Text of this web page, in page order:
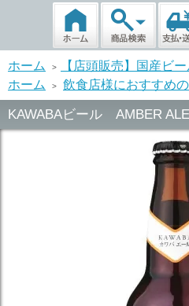
ホーム >
【店頭販売】国産ビ
ホーム
> 飲食店様におすすめ
KAWABAビール AMBER